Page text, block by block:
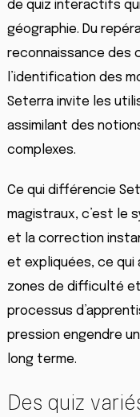
de quiz interactifs
géographie. Du
reconnaissance des
l’identification des
Seterra invite les
assimilant des
complexes.
Ce qui différencie
magistraux, c’est le
et la correction
et expliquées, ce qui
zones de difficulté
processus
pression engendre
long terme.
Des quiz